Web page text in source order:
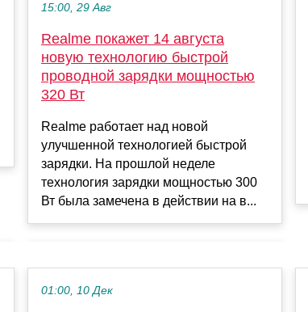
15:00, 29 Авг
Realme покажет 14 августа
новую технологию быстрой
проводной зарядки мощностью
320 Вт
Realme работает над новой
улучшенной технологией быстрой
зарядки. На прошлой неделе
технология зарядки мощностью 300
Вт была замечена в действии на в...
01:00, 10 Дек